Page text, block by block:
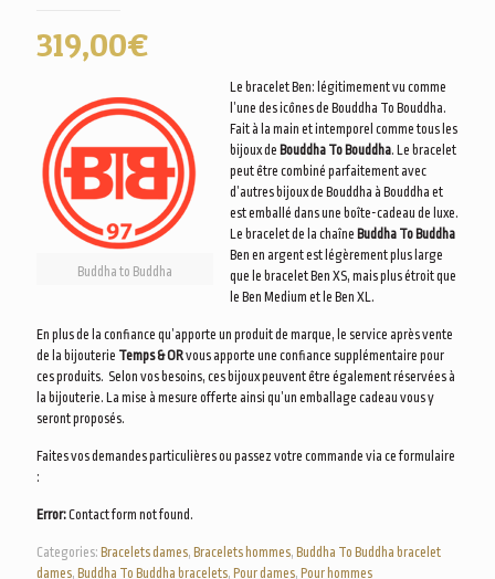
319,00€
Buddha to Buddha
Le bracelet Ben: légitimement vu comme
l’une des icônes de Bouddha To Bouddha.
Fait à la main et intemporel comme tous les
bijoux de Bouddha To Bouddha. Le bracelet
peut être combiné parfaitement avec
d’autres bijoux de Bouddha à Bouddha et
est emballé dans une boîte-cadeau de luxe.
Le bracelet de la chaîne Buddha To Buddha
Ben en argent est légèrement plus large
que le bracelet Ben XS, mais plus étroit que
le Ben Medium et le Ben XL.
En plus de la confiance qu’apporte un produit de marque, le service après vente
de la bijouterie Temps & ORvous apporte une confiance supplémentaire pour
ces produits. Selon vos besoins, ces bijoux peuvent être également réservées à
la bijouterie. La mise à mesure offerte ainsi qu’un emballage cadeau vous y
seront proposés.
Faites vos demandes particulières ou passez votre commande via ce formulaire
:
Error:Contact form not found.
Categories: Bracelets dames, Bracelets hommes, Buddha To Buddha bracelet
dames, Buddha To Buddha bracelets, Pour dames, Pour hommes